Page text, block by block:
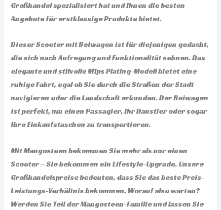
Großhandel spezialisiert hat und Ihnen die besten
Angebote für erstklassige Produkte bietet.
Dieser Scooter mit Beiwagen ist für diejenigen gedacht,
die sich nach Aufregung und Funktionalität sehnen. Das
elegante und stilvolle M1ps Plating-Modell bietet eine
ruhige Fahrt, egal ob Sie durch die Straßen der Stadt
navigieren oder die Landschaft erkunden. Der Beiwagen
ist perfekt, um einen Passagier, Ihr Haustier oder sogar
Ihre Einkaufstaschen zu transportieren.
Mit Mangosteen bekommen Sie mehr als nur einen
Scooter – Sie bekommen ein Lifestyle-Upgrade. Unsere
Großhandelspreise bedeuten, dass Sie das beste Preis-
Leistungs-Verhältnis bekommen. Worauf also warten?
Werden Sie Teil der Mangosteen-Familie und lassen Sie